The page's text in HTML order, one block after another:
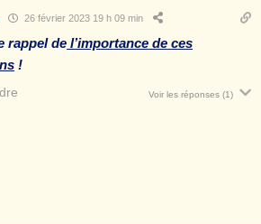
26 février 2023 19 h 09 min
rappel de l’importance de ces
!
Voir les réponses (1)